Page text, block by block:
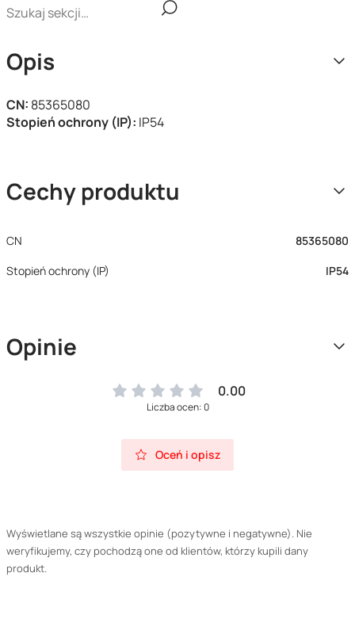
Opis
CN: 85365080
Stopień ochrony (IP): IP54
Cechy produktu
CN
85365080
Stopień ochrony (IP)
IP54
Opinie
0.00
Liczba ocen: 0
Oceń i opisz
Wyświetlane są wszystkie opinie (pozytywne i negatywne). Nie
weryfikujemy, czy pochodzą one od klientów, którzy kupili dany
produkt.